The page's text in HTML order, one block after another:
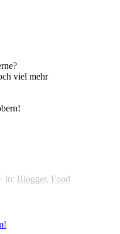
viel mehr
· In: Blogger, Food